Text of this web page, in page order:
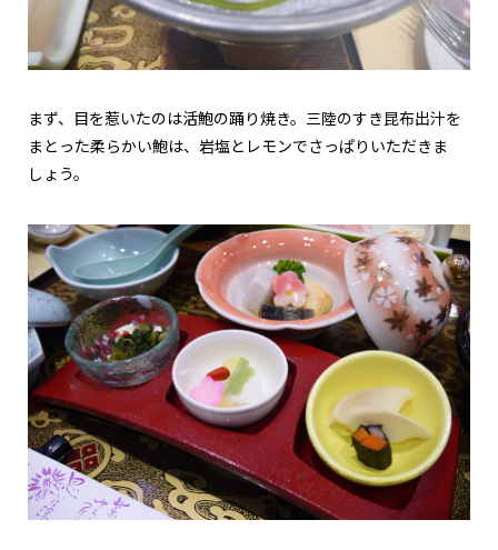
まず、目を惹いたのは活鮑の踊り焼き。三陸のすき昆布出汁を
まとった柔らかい鮑は、岩塩とレモンでさっぱりいただきま
しょう。